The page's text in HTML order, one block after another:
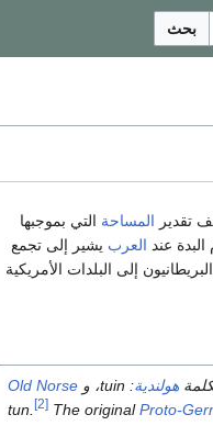
بحث
تقدير المساحة التي بموجبها
عند العرب يشير إلى تجمع
إلى البلدات الأمريكية
هولندية:
tuin، و Old Norse
tun. [2] The originalProto-